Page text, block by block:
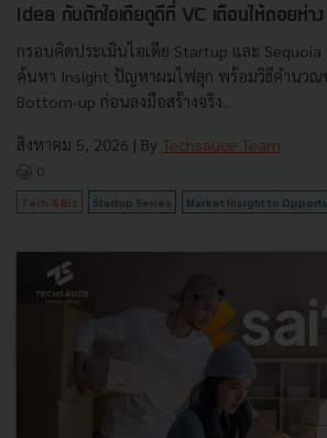
Idea กับดักไอเดียดูดีที่ VC เตือนให้ถอยห่าง
กรอบคิดประเมินไอเดีย Startup และ
ค้นหา Insight ปัญหาผมไฟลุก พร้อมวิธีคำนว
Bottom-up ก่อนลงมือสร้างจริง...
สิงหาคม 5, 2026 | By Techsauce Team
0
Tech & Biz Startup Series Market Insight to